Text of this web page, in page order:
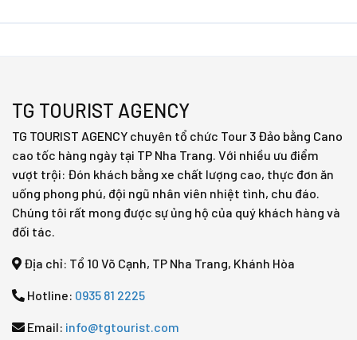
TG TOURIST AGENCY
TG TOURIST AGENCY chuyên tổ chức Tour 3 Đảo bằng Cano
cao tốc hàng ngày tại TP Nha Trang. Với nhiều ưu điểm
vượt trội: Đón khách bằng xe chất lượng cao, thực đơn ăn
uống phong phú, đội ngũ nhân viên nhiệt tình, chu đáo.
Chúng tôi rất mong được sự ủng hộ của quý khách hàng và
đối tác.
Địa chỉ: Tổ 10 Võ Cạnh, TP Nha Trang, Khánh Hòa
Hotline: 0935 81 2225
Email: info@tgtourist.com